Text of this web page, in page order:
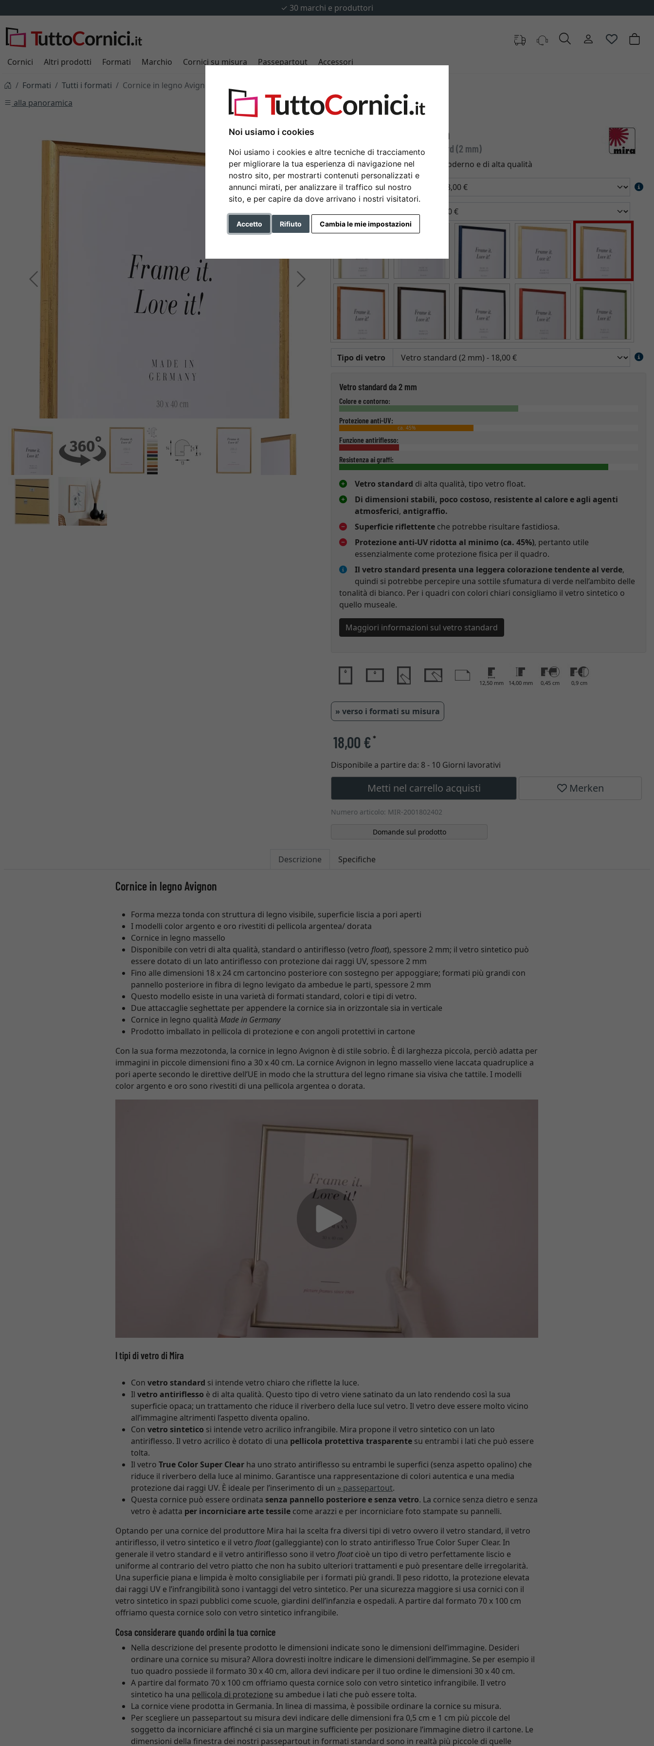
Noi usiamo i cookies
Noi usiamo i cookies e altre tecniche di tracciamento
per migliorare la tua esperienza di navigazione nel
nostro sito, per mostrarti contenuti personalizzati e
annunci mirati, per analizzare il traffico sul nostro
sito, e per capire da dove arrivano i nostri visitatori.
Accetto Rifiuto Cambia le mie impostazioni
✓ 30 marchi e produttori
Cornici Altri prodotti Formati Marchio Cornici su misura Passepartout Accessori
Formati Tutti i formati
Cornice in legno Avignon
alla panoramica
Indietro Avanti
Cornice in legno Avignon
18x24 cm | dorato | Vetro standard (2 mm)
Cornice in legno con disegno moderno e di alta qualità
Formato
Tipo di vetro
Vetro standard da 2 mm
Colore e contorno:
Protezione anti-UV:
ca. 45%
Funzione antiriflesso:
Resistenza ai graffi:
Vetro standard di alta qualità, tipo vetro float.
Di dimensioni stabili, poco costoso, resistente al calore e agli agenti
atmosferici, antigraffio.
Superficie riflettente che potrebbe risultare fastidiosa.
Protezione anti-UV ridotta al minimo (ca. 45%), pertanto utile
essenzialmente come protezione fisica per il quadro.
Il vetro standard presenta una leggera colorazione tendente al verde,
quindi si potrebbe percepire una sottile sfumatura di verde nell’ambito delle
tonalità di bianco. Per i quadri con colori chiari consigliamo il vetro sintetico o
quello museale.
Maggiori informazioni sul vetro standard
12,50 mm 14,00 mm 0,45 cm 0,9 cm
» verso i formati su misura
18,00 €*
Disponibile a partire da: 8 - 10 Giorni lavorativi
Metti nel carrello acquisti Merken
Numero articolo: MIR-2001802402
Domande sul prodotto
Descrizione Specifiche
Cornice in legno Avignon
Forma mezza tonda con struttura di legno visibile, superficie liscia a pori aperti
I modelli color argento e oro rivestiti di pellicola argentea/ dorata
Cornice in legno massello
Disponibile con vetri di alta qualità, standard o antiriflesso (vetro float), spessore 2 mm; il vetro sintetico può
essere dotato di un lato antiriflesso con protezione dai raggi UV, spessore 2 mm
Fino alle dimensioni 18 x 24 cm cartoncino posteriore con sostegno per appoggiare; formati più grandi con
pannello posteriore in fibra di legno levigato da ambedue le parti, spessore 2 mm
Questo modello esiste in una varietà di formati standard, colori e tipi di vetro.
Due attaccaglie seghettate per appendere la cornice sia in orizzontale sia in verticale
Cornice in legno qualità Made in Germany
Prodotto imballato in pellicola di protezione e con angoli protettivi in cartone
Con la sua forma mezzotonda, la cornice in legno Avignon è di stile sobrio. È di larghezza piccola, perciò adatta per
immagini in piccole dimensioni fino a 30 x 40 cm. La cornice Avignon in legno massello viene laccata quadruplice a
pori aperte secondo le direttive dell’UE in modo che la struttura del legno rimane sia visiva che tattile. I modelli
color argento e oro sono rivestiti di una pellicola argentea o dorata.
I tipi di vetro di Mira
Convetro standard si intende vetro chiaro che riflette la luce.
Ilvetro antiriflesso è di alta qualità. Questo tipo di vetro viene satinato da un lato rendendo così la sua
superficie opaca; un trattamento che riduce il riverbero della luce sul vetro. Il vetro deve essere molto vicino
all’immagine altrimenti l’aspetto diventa opalino.
Convetro sintetico si intende vetro acrilico infrangibile. Mira propone il vetro sintetico con un lato
antiriflesso. Il vetro acrilico è dotato di una pellicola protettiva trasparente su entrambi i lati che può essere
tolta.
Il vetroTrue Color Super Clear ha uno strato antiriflesso su entrambi le superfici (senza aspetto opalino) che
riduce il riverbero della luce al minimo. Garantisce una rappresentazione di colori autentica e una media
protezione dai raggi UV. È ideale per l’inserimento di un » passepartout.
Questa cornice può essere ordinata senza pannello posteriore e senza vetro. La cornice senza dietro e senza
vetro è adatta per incorniciare arte tessile come arazzi e per incorniciare foto stampate su pannelli.
Optando per una cornice del produttore Mira hai la scelta fra diversi tipi di vetro ovvero il vetro standard, il vetro
antiriflesso, il vetro sintetico e il vetro float(galleggiante) con lo strato antiriflesso True Color Super Clear. In
generale il vetro standard e il vetro antiriflesso sono il vetro floatcioè un tipo di vetro perfettamente liscio e
uniforme al contrario del vetro piatto che non ha subito ulteriori trattamenti e può presentare delle irregolarità.
Una superficie piana e limpida è molto consigliabile per i formati più grandi. Il peso ridotto, la protezione elevata
dai raggi UV e l’infrangibilità sono i vantaggi del vetro sintetico. Per una sicurezza maggiore si usa cornici con il
vetro sintetico in spazi pubblici come scuole, giardini dell’infanzia e ospedali. A partire dal formato 70 x 100 cm
offriamo questa cornice solo con vetro sintetico infrangibile.
Cosa considerare quando ordini la tua cornice
Nella descrizione del presente prodotto le dimensioni indicate sono le dimensioni dell’immagine. Desideri
ordinare una cornice su misura? Allora dovresti inoltre indicare le dimensioni dell’immagine. Se per esempio il
tuo quadro possiede il formato 30 x 40 cm, allora devi indicare per il tuo ordine le dimensioni 30 x 40 cm.
A partire dal formato 70 x 100 cm offriamo questa cornice solo con vetro sintetico infrangibile. Il vetro
sintetico ha una pellicola di protezione su ambedue i lati che può essere tolta.
La cornice viene prodotta in Germania. In linea di massima, è possibile ordinare la cornice su misura.
Per scegliere un passepartout su misura devi indicare delle dimensioni fra 0,5 cm e 1 cm più piccole del
soggetto da incorniciare affinché ci sia un margine sufficiente per posizionare l’immagine dietro il cartone. Le
dimensioni della finestra dei nostri passepartout in formati standard sono in realtà più piccole di quelle